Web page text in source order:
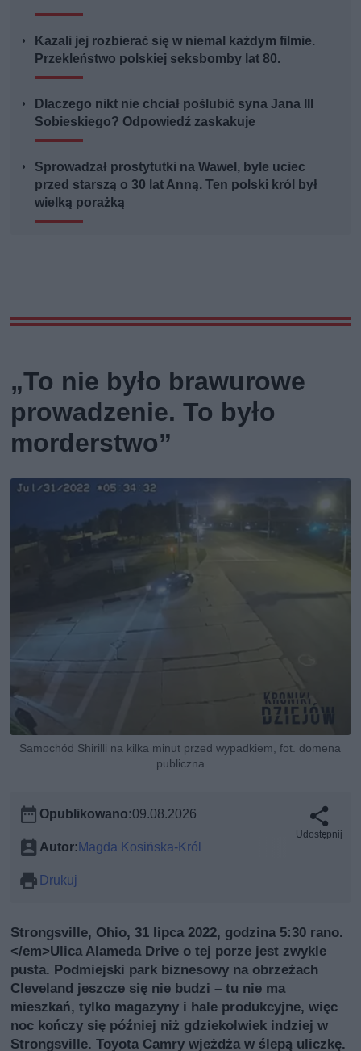
Kazali jej rozbierać się w niemal każdym filmie.
Przekleństwo polskiej seksbomby lat 80.
Dlaczego nikt nie chciał poślubić syna Jana III
Sobieskiego? Odpowiedź zaskakuje
Sprowadzał prostytutki na Wawel, byle uciec
przed starszą o 30 lat Anną. Ten polski król był
wielką porażką
„To nie było brawurowe
prowadzenie. To było
morderstwo”
Samochód Shirilli na kilka minut przed wypadkiem, fot. domena
publiczna
Opublikowano:09.08.2026
Autor:Magda Kosińska-Król
Drukuj
Udostępnij
Strongsville, Ohio, 31 lipca 2022, godzina 5:30 rano.
</em>Ulica Alameda Drive o tej porze jest zwykle
pusta. Podmiejski park biznesowy na obrzeżach
Cleveland jeszcze się nie budzi – tu nie ma
mieszkań, tylko magazyny i hale produkcyjne, więc
noc kończy się później niż gdziekolwiek indziej w
Strongsville. Toyota Camry wjeżdża w ślepą uliczkę.